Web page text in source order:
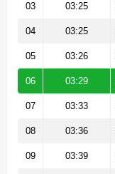
03 03:25
04 03:25
05 03:26
06 03:29
07 03:33
08 03:36
09 03:39